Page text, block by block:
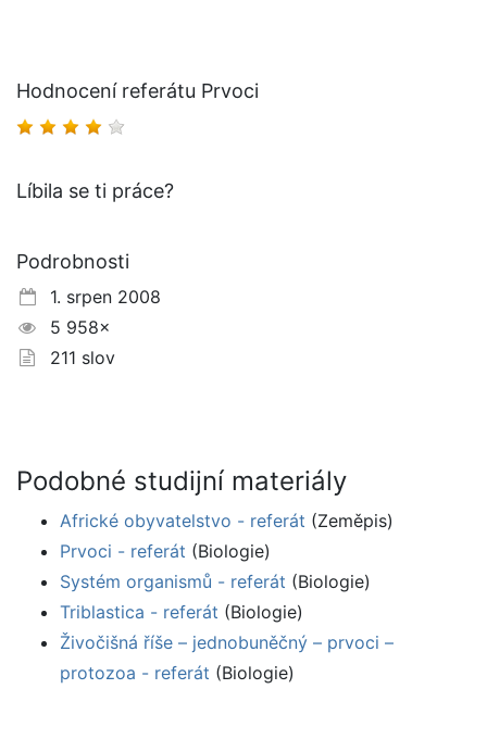
Hodnocení referátu Prvoci
Líbila se ti práce?
Podrobnosti
1. srpen 2008
5 958×
211 slov
Podobné studijní materiály
Africké obyvatelstvo - referát (Zeměpis)
Prvoci - referát (Biologie)
Systém organismů - referát (Biologie)
Triblastica - referát (Biologie)
Živočišná říše – jednobuněčný – prvoci –
protozoa - referát (Biologie)